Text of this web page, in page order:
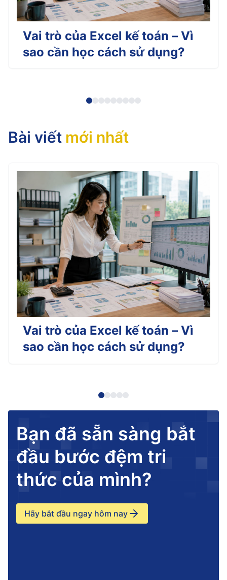
Vai trò của Excel kế toán – Vì
sao cần học cách sử dụng?
Bài viết mới nhất
Vai trò của Excel kế toán – Vì
sao cần học cách sử dụng?
Bạn đã sẵn sàng bắt
đầu bước đệm tri
thức của mình?
Hãy bắt đầu ngay hôm nay